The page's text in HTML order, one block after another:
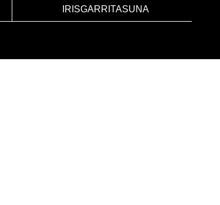
IRISGARRITASUNA